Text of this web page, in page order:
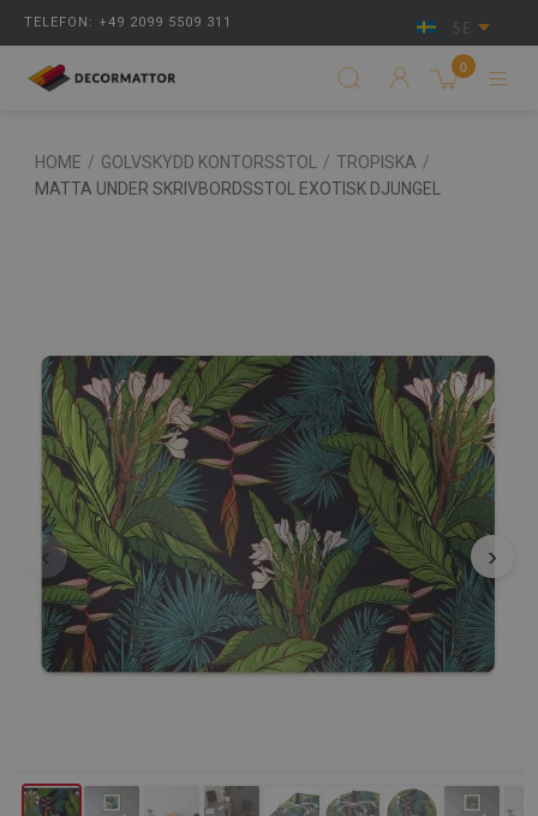
TELEFON: +49 2099 5509 311 SE
0
HOME / GOLVSKYDD KONTORSSTOL / TROPISKA /
MATTA UNDER SKRIVBORDSSTOL EXOTISK DJUNGEL
‹ ›